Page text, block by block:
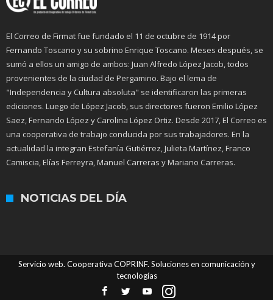
El Correo de Firmat fue fundado el 11 de octubre de 1914 por
Fernando Toscano y su sobrino Enrique Toscano. Meses después, se
sumó a ellos un amigo de ambos: Juan Alfredo López Jacob, todos
provenientes de la ciudad de Pergamino. Bajo el lema de
"Independencia y Cultura absoluta" se identificaron las primeras
ediciones. Luego de López Jacob, sus directores fueron Emilio López
Saez, Fernando López y Carolina López Ortiz. Desde 2017, El Correo es
una cooperativa de trabajo conducida por sus trabajadores. En la
actualidad la integran Estefanía Gutiérrez, Julieta Martínez, Franco
Camiscia, Elías Ferreyra, Manuel Carreras y Mariano Carreras.
NOTICIAS DEL DÍA
Servicio web. Cooperativa COPRINF. Soluciones en comunicación y
tecnologías